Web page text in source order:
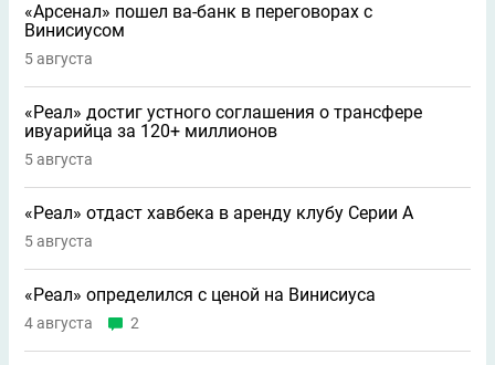
«Арсенал» пошел ва-банк в переговорах с
Винисиусом
5 августа
«Реал» достиг устного соглашения о трансфере
ивуарийца за 120+ миллионов
5 августа
«Реал» отдаст хавбека в аренду клубу Серии A
5 августа
«Реал» определился с ценой на Винисиуса
4 августа 2